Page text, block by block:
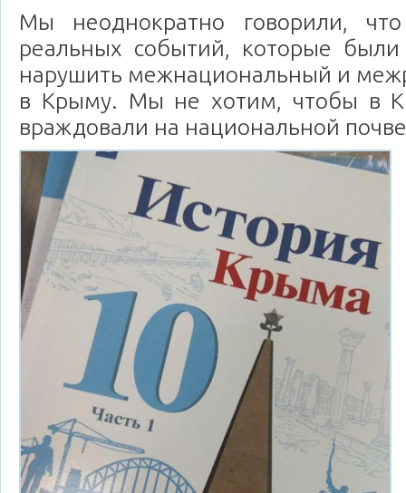
Мы неоднократно говорили,
реальных событий, которые
нарушить межнациональный и
в Крыму. Мы не хотим, чтобы в
враждовали на национальной